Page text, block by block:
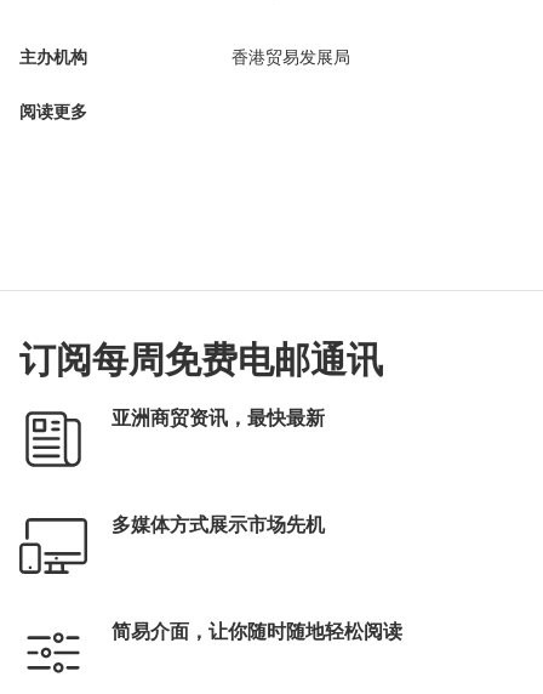
主办机构 香港贸易发展局
阅读更多
订阅每周免费电邮通讯
亚洲商贸资讯，最快最新
多媒体方式展示市场先机
简易介面，让你随时随地轻松阅读